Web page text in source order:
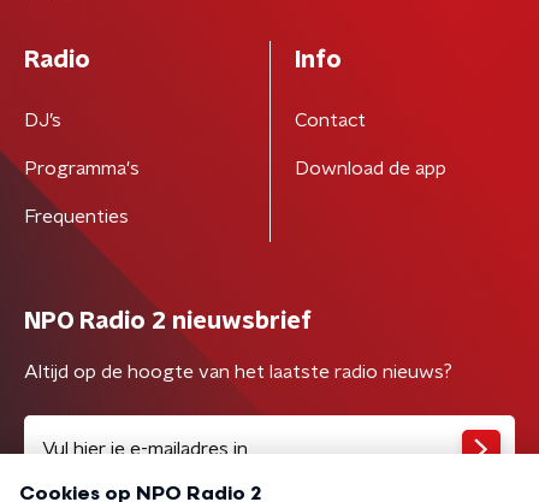
Radio
DJ’s
Programma's
Frequenties
Info
Contact
Download de app
NPO Radio 2 nieuwsbrief
Altijd op de hoogte van het laatste radio nieuws?